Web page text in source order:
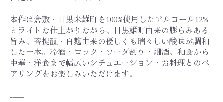
本作は倉敷・目黒米雄町を100%使用したアルコール12%
とライトな仕上がりながら、目黒雄町由来の膨らみある
旨み、菩提酛・白麹由来の優しくも瑞々しい酸味が調和
した一本。冷酒・ロック・ソーダ割り・燗酒、和食から
中華・洋食まで幅広いシチュエーション・お料理とのペ
アリングをお楽しみいただけます。
-——